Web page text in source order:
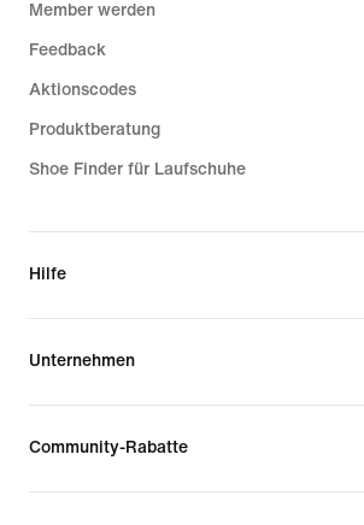
Member werden
Feedback
Aktionscodes
Produktberatung
Shoe Finder für Laufschuhe
Hilfe
Unternehmen
Community-Rabatte